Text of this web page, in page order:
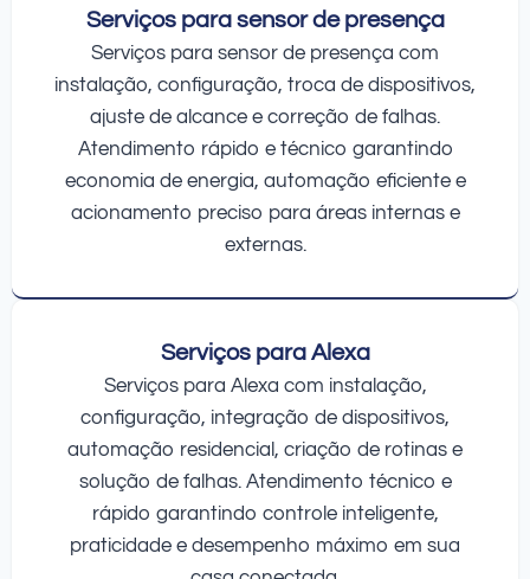
Serviços para sensor de presença
Serviços para sensor de presença com
instalação, configuração, troca de dispositivos,
ajuste de alcance e correção de falhas.
Atendimento rápido e técnico garantindo
economia de energia, automação eficiente e
acionamento preciso para áreas internas e
externas.
Serviços para Alexa
Serviços para Alexa com instalação,
configuração, integração de dispositivos,
automação residencial, criação de rotinas e
solução de falhas. Atendimento técnico e
rápido garantindo controle inteligente,
praticidade e desempenho máximo em sua